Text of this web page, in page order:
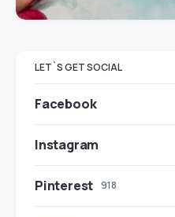
LET`S GET SOCIAL
Facebook
Instagram
Pinterest 918